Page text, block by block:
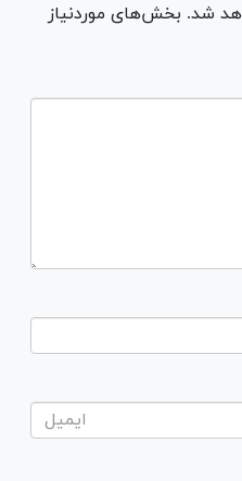
شد. بخش‌های موردنیاز